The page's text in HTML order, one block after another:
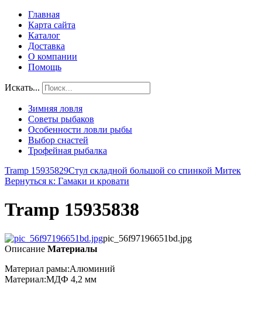
Главная
Карта сайта
Каталог
Доставка
О компании
Помощь
Искать...
Зимняя ловля
Советы рыбаков
Особенности ловли рыбы
Выбор снастей
Трофейная рыбалка
Tramp 15935829Стул складной большой со спинкой Митек
Вернуться к: Гамаки и кровати
Tramp 15935838
pic_56f97196651bd.jpg
Описание Материалы
Материал рамы:Алюминий
Материал:МДФ 4,2 мм